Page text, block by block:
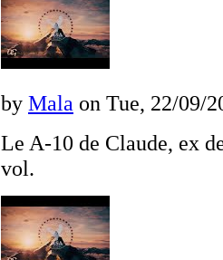
by Mala on Tue, 22/09/
Le A-10 de Claude, ex
vol.